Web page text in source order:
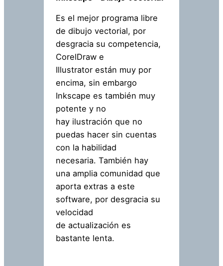
Es el mejor programa libre
de dibujo vectorial, por
desgracia su competencia,
CorelDraw e
Illustrator están muy por
encima, sin embargo
Inkscape es también muy
potente y no
hay ilustración que no
puedas hacer sin cuentas
con la habilidad
necesaria. También hay
una amplia comunidad que
aporta extras a este
software, por desgracia su
velocidad
de actualización es
bastante lenta.